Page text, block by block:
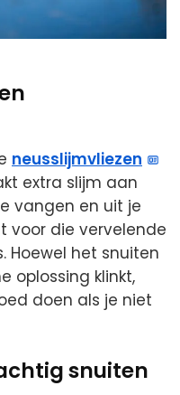
neusslijmvliezen
extra slijm aan
vangen en uit je
voor die vervelende
Hoewel het snuiten
oplossing klinkt,
doen als je niet
snuiten